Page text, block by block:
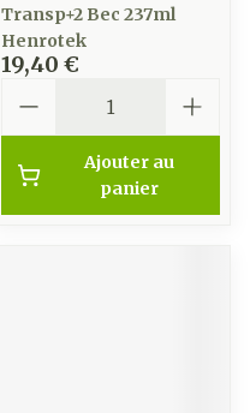
Transp+2 Bec 237ml
Henrotek
19,40 €
Ajouter au
panier